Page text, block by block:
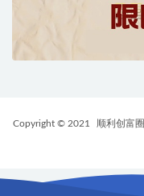
Copyright © 2021 顺利创富圈